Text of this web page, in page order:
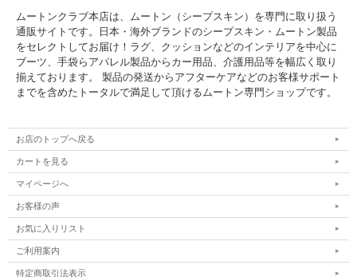
ムートンクラブ本店は、ムートン（シープスキン）を専門に取り扱う
通販サイトです。日本・海外ブランドのシープスキン・ムートン製品
をセレクトしてお届け！ラグ、クッションなどのインテリアを中心に
ブーツ、手袋らアパレル製品からカー用品、介護用品等を幅広く取り
揃えております。 製品の発送からアフターケアなどのお客様サポート
までを含めたトータルで満足して頂けるムートン専門ショップです。
お店のトップへ戻る
カートを見る
マイページへ
お客様の声
お気に入りリスト
ご利用案内
特定商取引法表示